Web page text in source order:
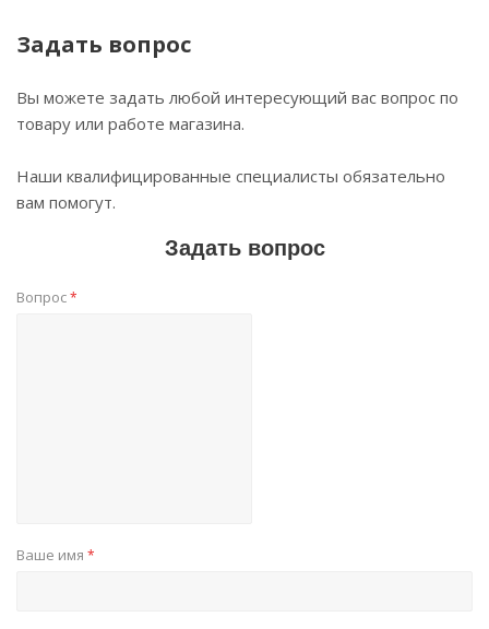
Задать вопрос
Вы можете задать любой интересующий вас вопрос по
товару или работе магазина.
Наши квалифицированные специалисты обязательно
вам помогут.
Задать вопрос
Вопрос*
Ваше имя *